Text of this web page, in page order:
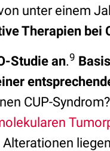
unter einem
Therapien bei
Studie an.9
CUP-